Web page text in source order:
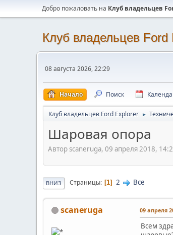
Добро пожаловать на Клуб владельцев
Клуб владельцев Ford
08 августа 2026, 22:29
Начало Поиск
Клуб владельцев Ford Explorer ►
Шаровая опора
Автор scaneruga, 09 апреля 2018,
ВНИЗ Страницы 1 2 Все
scaneruga 09 апреля
Всем